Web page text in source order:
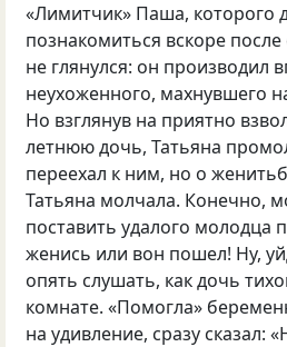
«Лимитчик» Паша, которого
познакомиться вскоре
не глянулся: он производил
неухоженного, махнувшего
Но взглянув на приятно
летнюю дочь, Татьяна
переехал к ним, но о
Татьяна молчала. Конечно,
поставить удалого молодца
женись или вон пошел! Ну,
опять слушать, как дочь
комнате. «Помогла»
на удивление, сразу сказал: